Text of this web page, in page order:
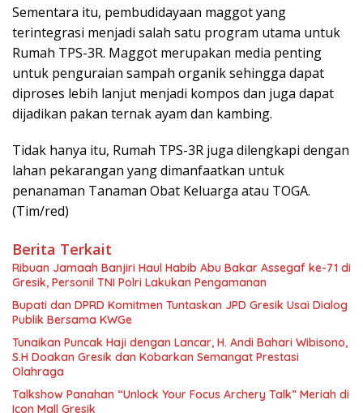
Sementara itu, pembudidayaan maggot yang
terintegrasi menjadi salah satu program utama untuk
Rumah TPS-3R. Maggot merupakan media penting
untuk penguraian sampah organik sehingga dapat
diproses lebih lanjut menjadi kompos dan juga dapat
dijadikan pakan ternak ayam dan kambing.
Tidak hanya itu, Rumah TPS-3R juga dilengkapi dengan
lahan pekarangan yang dimanfaatkan untuk
penanaman Tanaman Obat Keluarga atau TOGA.
(Tim/red)
Berita Terkait
Ribuan Jamaah Banjiri Haul Habib Abu Bakar Assegaf ke-71 di
Gresik, Personil TNI Polri Lakukan Pengamanan
Bupati dan DPRD Komitmen Tuntaskan JPD Gresik Usai Dialog
Publik Bersama KWGe
Tunaikan Puncak Haji dengan Lancar, H. Andi Bahari Wibisono,
S.H Doakan Gresik dan Kobarkan Semangat Prestasi
Olahraga
Talkshow Panahan “Unlock Your Focus Archery Talk” Meriah di
Icon Mall Gresik